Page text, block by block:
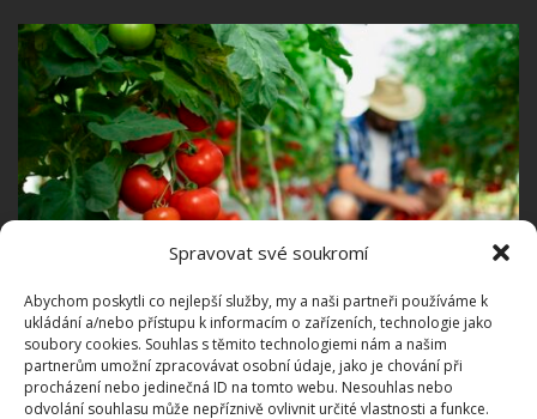
Spravovat své soukromí
Abychom poskytli co nejlepší služby, my a naši partneři používáme k
ukládání a/nebo přístupu k informacím o zařízeních, technologie jako
soubory cookies. Souhlas s těmito technologiemi nám a našim
partnerům umožní zpracovávat osobní údaje, jako je chování při
procházení nebo jedinečná ID na tomto webu. Nesouhlas nebo
odvolání souhlasu může nepříznivě ovlivnit určité vlastnosti a funkce.
Fotografie: Freepik